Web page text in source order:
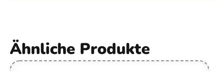
Ähnliche Produkte